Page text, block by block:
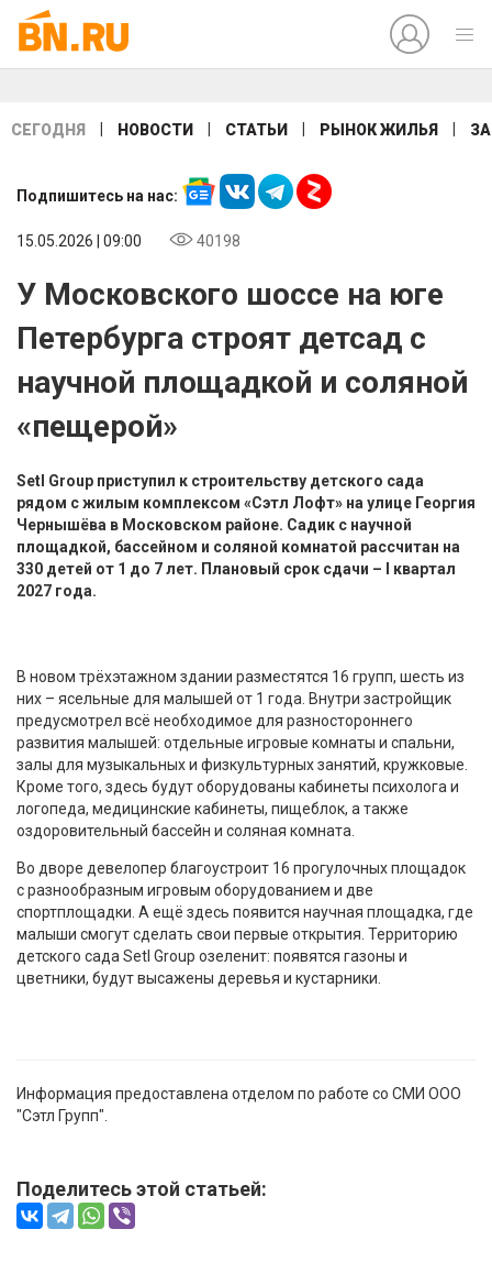
СЕГОДНЯ НОВОСТИ СТАТЬИ РЫНОК ЖИЛЬЯ
Подпишитесь на нас:
15.05.2026 | 09:00 40198
У Московского шоссе на юге
Петербурга строят детсад с
научной площадкой и соляной
«пещерой»
Setl Group приступил к строительству детского сада
рядом с жилым комплексом «Сэтл Лофт» на улице Георгия
Чернышёва в Московском районе. Садик с научной
площадкой, бассейном и соляной комнатой рассчитан на
330 детей от 1 до 7 лет. Плановый срок сдачи – I квартал
2027 года.
В новом трёхэтажном здании разместятся 16 групп, шесть из
них – ясельные для малышей от 1 года. Внутри застройщик
предусмотрел всё необходимое для разностороннего
развития малышей: отдельные игровые комнаты и спальни,
залы для музыкальных и физкультурных занятий, кружковые.
Кроме того, здесь будут оборудованы кабинеты психолога и
логопеда, медицинские кабинеты, пищеблок, а также
оздоровительный бассейн и соляная комната.
Во дворе девелопер благоустроит 16 прогулочных площадок
с разнообразным игровым оборудованием и две
спортплощадки. А ещё здесь появится научная площадка, где
малыши смогут сделать свои первые открытия. Территорию
детского сада Setl Group озеленит: появятся газоны и
цветники, будут высажены деревья и кустарники.
Информация предоставлена отделом по работе со СМИ ООО
"Сэтл Групп".
Поделитесь этой статьей: